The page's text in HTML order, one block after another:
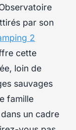
par son
2
cette
loin de
sauvages
famille
un cadre